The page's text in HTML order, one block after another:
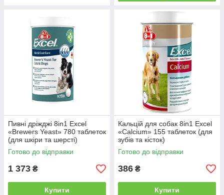
Пивні дріжджі 8in1 Excel
«Brewers Yeast» 780 таблеток
(для шкіри та шерсті)
Готово до відправки
1 373 ₴
Купити
Кальцій для собак 8in1 Excel
«Calcium» 155 таблеток (для
зубів та кісток)
Готово до відправки
386 ₴
Купити